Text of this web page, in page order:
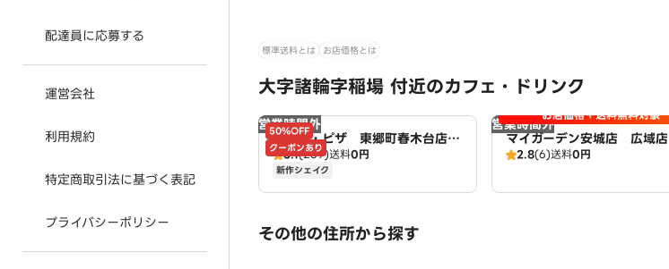
配達員に応募する
運営会社
利用規約
特定商取引法に基づく表記
プライバシーポリシー
標準送料とは お店価格とは
大字諸輪字稲場 付近のカフェ・ドリンク
営業時間外
50%OFF
クーポンあり
ドミノ・ピザ 東郷町春木台店
Domino's
3.1(239)送料0円
新作シェイク
営業時間外お店価格＋送料無料対象
マイガーデン安城店 広域店
2.8(6)送料0円
その他の住所から探す